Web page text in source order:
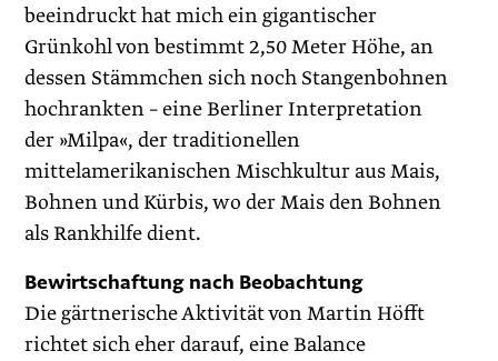
beeindruckt hat mich ein gigantischer
Grünkohl von bestimmt 2,50 Meter Höhe, an
dessen Stämmchen sich noch Stangenbohnen
hochrankten – eine Berliner Interpretation
der »Milpa«, der traditionellen
mittelamerikanischen Mischkultur aus Mais,
Bohnen und Kürbis, wo der Mais den Bohnen
als Rankhilfe dient.
Bewirtschaftung nach Beobachtung
Die gärtnerische Aktivität von Martin Höfft
richtet sich eher darauf, eine Balance